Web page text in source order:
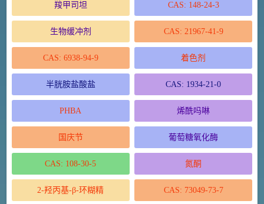
羧甲司坦 CAS: 148-24-3
生物缓冲剂 CAS: 21967-41-9
CAS: 6938-94-9 着色剂
半胱胺盐酸盐 CAS: 1934-21-0
PHBA 烯酰吗啉
国庆节 葡萄糖氧化酶
CAS: 108-30-5 氮酮
2-羟丙基-β-环糊精 CAS: 73049-73-7